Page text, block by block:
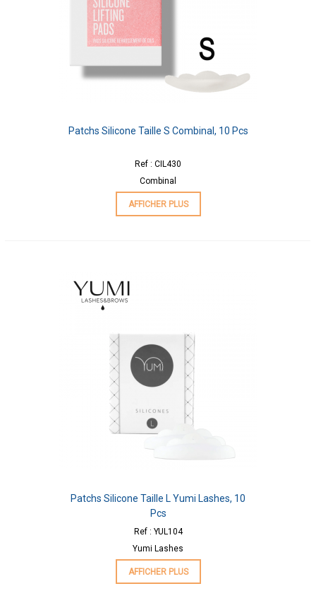
Patchs Silicone Taille S Combinal, 10 Pcs
Ref : CIL430
Combinal
AFFICHER PLUS
Patchs Silicone Taille L Yumi Lashes, 10
Pcs
Ref : YUL104
Yumi Lashes
AFFICHER PLUS